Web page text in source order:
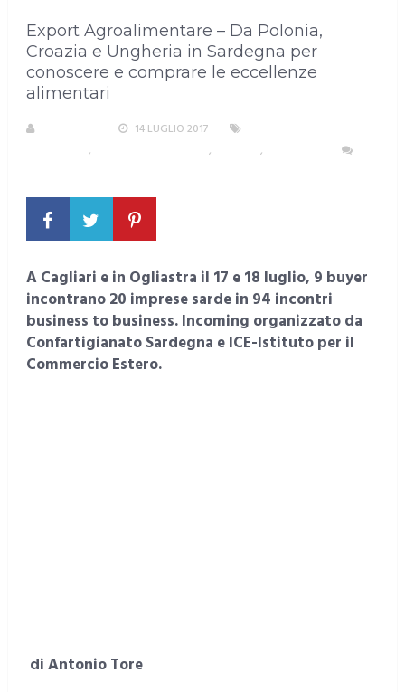
Export Agroalimentare – Da Polonia,
Croazia e Ungheria in Sardegna per
conoscere e comprare le eccellenze
alimentari
14 LUGLIO 2017
, , ,
A Cagliari e in Ogliastra il 17 e 18 luglio, 9 buyer
incontrano 20 imprese sarde in 94 incontri
business to business. Incoming organizzato da
Confartigianato Sardegna e ICE-Istituto per il
Commercio Estero.
di Antonio Tore